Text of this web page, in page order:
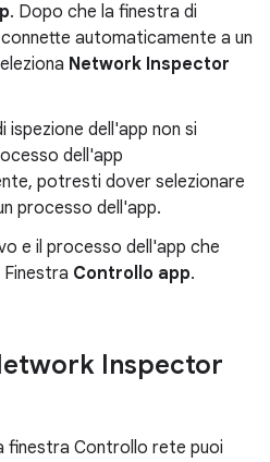
. Dopo che la finestra di
automaticamente a un
Network Inspector
ispezione dell'app non si
dell'app
potresti dover selezionare
processo dell'app.
e il processo dell'app che
Finestra Controllo app.
Inspector
finestra Controllo rete puoi